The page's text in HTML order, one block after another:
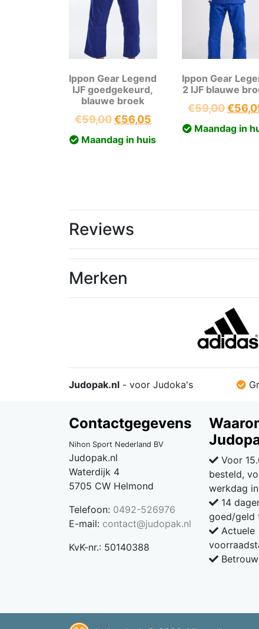
Ippon Gear Legend
IJF goedgekeurd,
blauwe broek
€59,00Oorspronkelijke
prijs
€56,05Huidige
prijs
Maandag in huis
Ippon Gear
2 IJF blauwe
€59,00
prijs
€
Maandag in
Reviews
Merken
Judopak.nl - voor Judoka's
Contactgegevens
Nihon Sport Nederland BV
Judopak.nl
Waterdijk 4
5705 CW Helmond
Telefoon: 0492-526976
E-mail: contact@judopak.nl
KvK-nr.: 50140388
Voor
besteld,
werkdag
14
goed/geld
Actuele